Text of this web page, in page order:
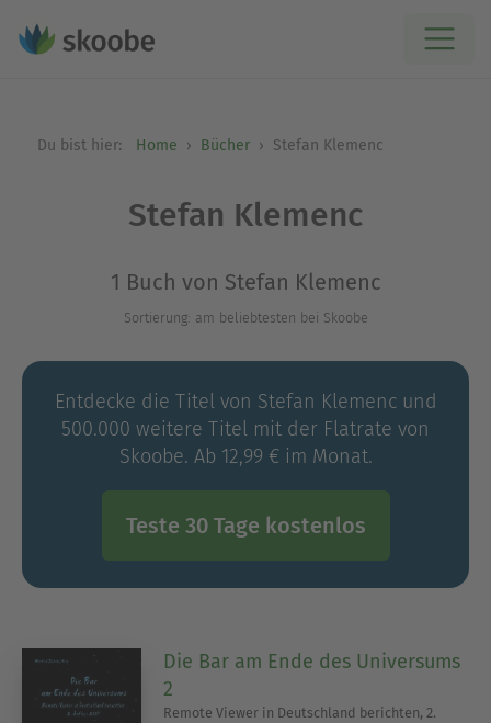
Du bist hier: Home Bücher Stefan Klemenc
Stefan Klemenc
1 Buch von Stefan Klemenc
Sortierung: am beliebtesten bei Skoobe
Entdecke die Titel von Stefan Klemenc und
500.000 weitere Titel mit der Flatrate von
Skoobe. Ab 12,99 € im Monat.
Teste 30 Tage kostenlos
Die Bar am Ende des Universums
2
Remote Viewer in Deutschland berichten, 2.